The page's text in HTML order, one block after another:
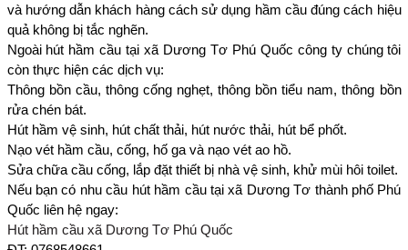
và hướng dẫn khách hàng cách sử dụng hầm cầu đúng cách hiệu
quả không bị tắc nghẽn.
Ngoài hút hầm cầu tại xã Dương Tơ Phú Quốc công ty chúng tôi
còn thực hiện các dịch vụ:
Thông bồn cầu, thông cống nghẹt, thông bồn tiểu nam, thông bồn
rửa chén bát.
Hút hầm vệ sinh, hút chất thải, hút nước thải, hút bể phốt.
Nạo vét hầm cầu, cống, hố ga và nạo vét ao hồ.
Sửa chữa cầu cống, lắp đặt thiết bị nhà vệ sinh, khử mùi hôi toilet.
Nếu bạn có nhu cầu hút hầm cầu tại xã Dương Tơ thành phố Phú
Quốc liên hệ ngay:
Hút hầm cầu xã Dương Tơ Phú Quốc